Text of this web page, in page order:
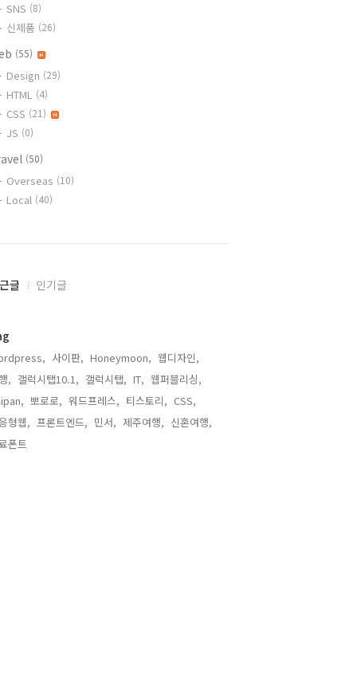
SNS (8)
신제품 (26)
(55)
Design (29)
HTML (4)
CSS (21)
JS (0)
(50)
Overseas (10)
Local (40)
글 인기글
사이판, Honeymoon, 웹디자인,
, 갤럭시탭10.1, 갤럭시탭, IT, 웹퍼블리싱,
뽀로로, 워드프레스, 티스토리, CSS,
형웹, 프론트엔드, 민서, 제주여행, 신혼여행,
폰트,